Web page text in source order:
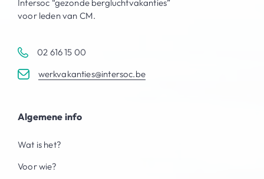
Intersoc “gezonde bergluchtvakanties”
voor leden van CM.
02 616 15 00
werkvakanties@intersoc.be
Algemene info
Wat is het?
Voor wie?